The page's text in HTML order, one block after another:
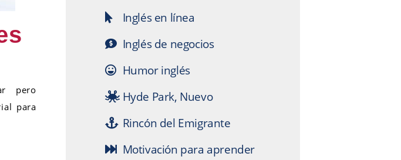
pero
para
Inglés en línea
Inglés de negocios
Humor inglés
Hyde Park, Nuevo
Rincón del Emigrante
Motivación para aprender